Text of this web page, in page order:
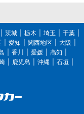
茨城 栃木 埼玉
千葉
愛知 関西地区
大阪
香川 愛媛
高知
鹿児島 沖縄
石垣